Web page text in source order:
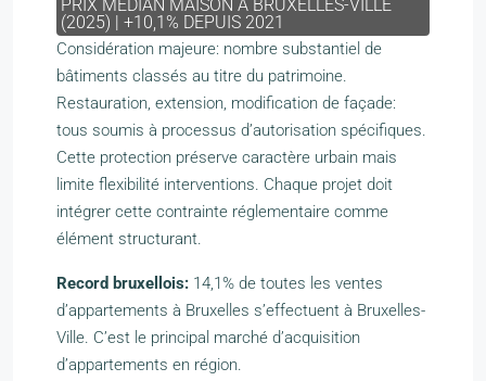
PRIX MÉDIAN MAISON À BRUXELLES-VILLE
(2025) | +10,1% DEPUIS 2021
Considération majeure: nombre substantiel de
bâtiments classés au titre du patrimoine.
Restauration, extension, modification de façade:
tous soumis à processus d’autorisation spécifiques.
Cette protection préserve caractère urbain mais
limite flexibilité interventions. Chaque projet doit
intégrer cette contrainte réglementaire comme
élément structurant.
Record bruxellois: 14,1% de toutes les ventes
d’appartements à Bruxelles s’effectuent à Bruxelles-
Ville. C’est le principal marché d’acquisition
d’appartements en région.